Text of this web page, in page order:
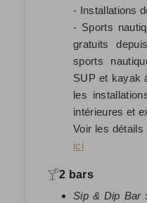
- Installations
- Sports
gratuits
sports
SUP et kayak
les
intérieures et
Voir les
ici
2 bars
Sip & Dip Bar